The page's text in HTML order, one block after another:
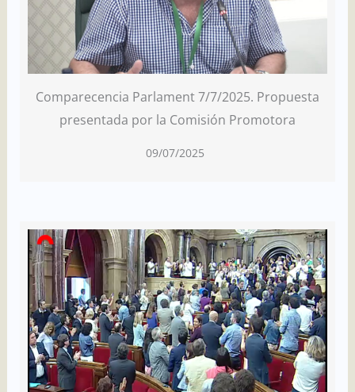
Comparecencia Parlament 7/7/2025. Propuesta
presentada por la Comisión Promotora
09/07/2025